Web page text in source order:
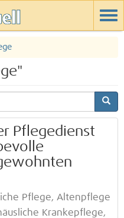
Pflegedienst
Pflege, Altenpflege
Krankepflege,